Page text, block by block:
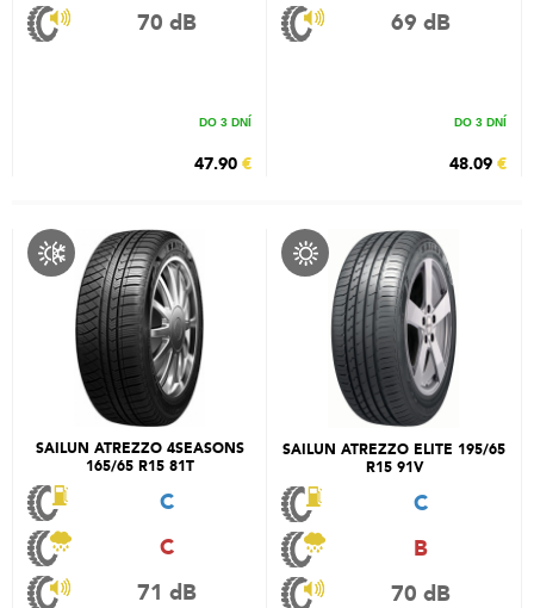
70 dB
DO 3 DNÍ
47.90 €
69 dB
DO 3 DNÍ
48.09 €
SAILUN ATREZZO 4SEASONS
165/65 R15 81T
C
C
71 dB
SAILUN ATREZZO ELITE 195/65
R15 91V
C
B
70 dB